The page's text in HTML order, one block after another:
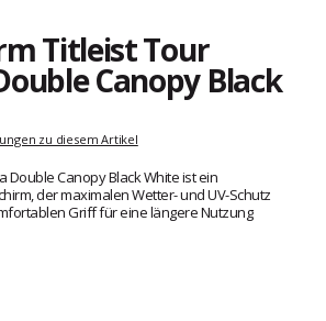
Titleist Tour
Canopy Black
zu diesem Artikel
Double Canopy Black White ist ein
der maximalen Wetter- und UV-Schutz
Griff für eine längere Nutzung